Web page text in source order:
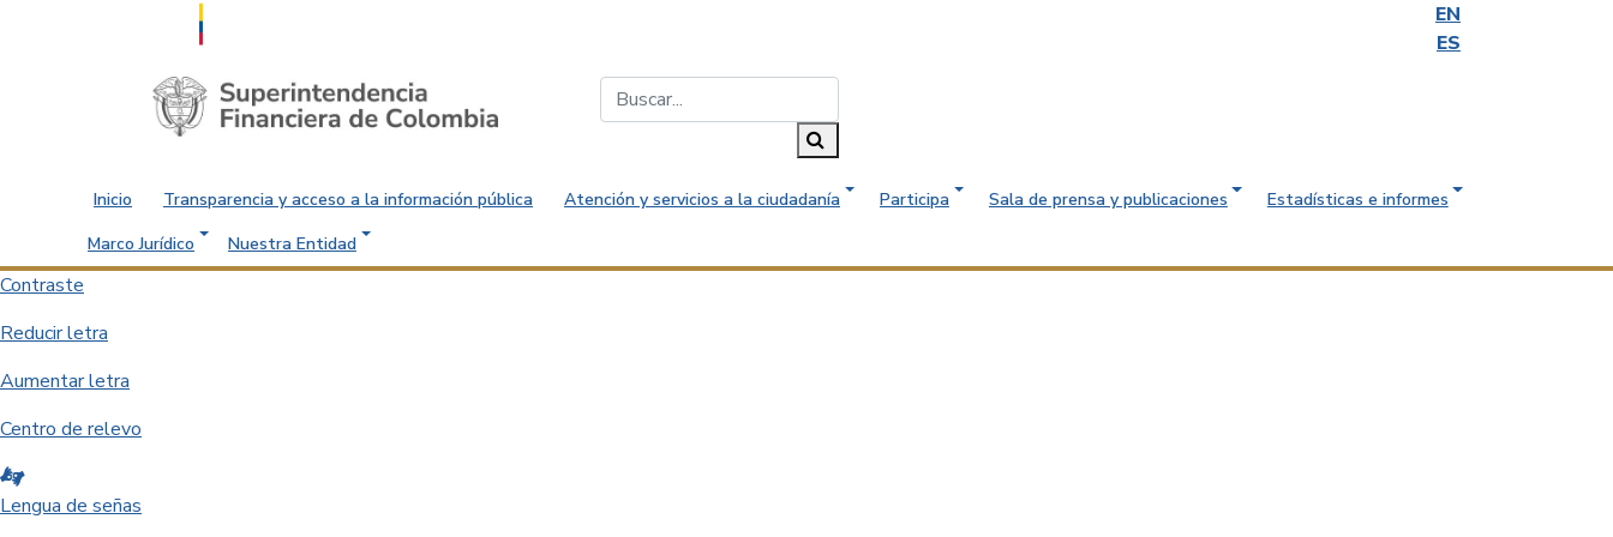
EN
ES
Saltar al contenido principal
Inicio Transparencia y acceso a la información pública Atención y servicios a la ciudadanía Participa Sala de prensa y publicaciones
Estadísticas e informes
Marco Jurídico
Nuestra Entidad
Contraste
Reducir letra
Aumentar letra
Centro de relevo
Lengua de señas